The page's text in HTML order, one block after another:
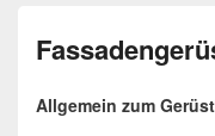
Allgemein zum